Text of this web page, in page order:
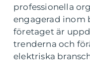
professionella
engagerad inom
företaget är
trenderna och
elektriska